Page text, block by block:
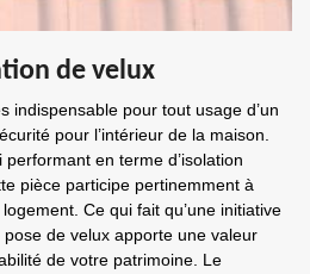
de velux
indispensable pour tout usage d’un
pour l’intérieur de la maison.
en terme d’isolation
pièce participe pertinemment à
Ce qui fait qu’une initiative
pose de velux apporte une valeur
de votre patrimoine. Le